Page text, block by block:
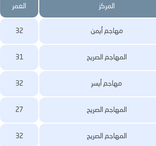
المركز العمر
مهاجم أيمن 32
المهاجم الصريح 31
مهاجم أيسر 32
المهاجم الصريح 27
المهاجم الصريح 32